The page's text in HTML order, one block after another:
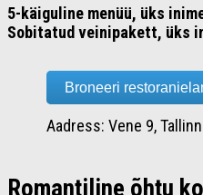
5-käiguline menüü, üks
Sobitatud veinipakett, üks
Broneeri
Aadress: Vene 9,
Romantiline õhtu